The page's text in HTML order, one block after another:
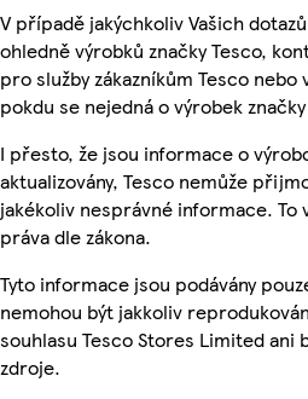
V případě jakýchkoliv Vašich
ohledně výrobků značky Tesco,
pro služby zákazníkům Tesco
pokdu se nejedná o výrobek
I přesto, že jsou informace o
aktualizovány, Tesco nemůže
jakékoliv nesprávné informace. To
práva dle zákona.
Tyto informace jsou podávány
nemohou být jakkoliv
souhlasu Tesco Stores Limited ani
zdroje.